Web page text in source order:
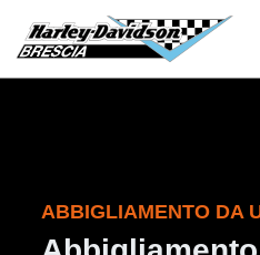
030 3366984 Viale
ABBIGLIAMENTO DA